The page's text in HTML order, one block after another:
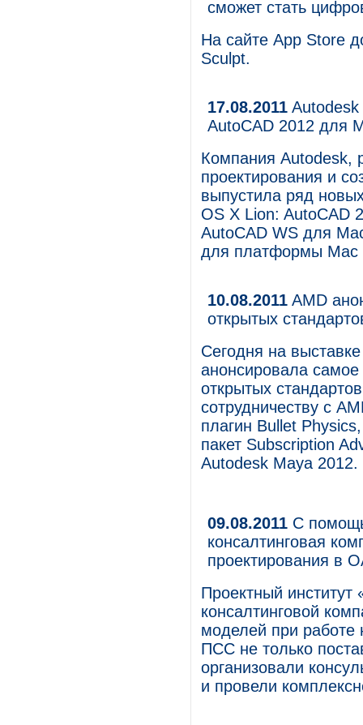
сможет стать
На сайте App Store
Sculpt.
17.08.2011
AutoCAD 2012 для
Компания Autodesk,
проектирования и
выпустила ряд
OS X Lion: AutoCAD
AutoCAD WS для
для платформы Mac
10.08.2011 AMD
открытых
Сегодня на
анонсировала
открытых
сотрудничеству с
плагин Bullet
пакет Subscription
Autodesk Maya 2012.
09.08.2011 С
консалтинговая
проектирования в
Проектный
консалтинговой
моделей при
ПСС не только
организовали
и провели